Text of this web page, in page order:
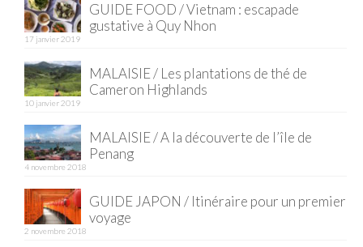
Ninh Binh
EUROPE
La Réunion
Poitou
GUIDE FOOD / Vietnam : escapade
gustative à Quy Nhon
17 janvier 2019
MALAISIE / Les plantations de thé de
Cameron Highlands
10 janvier 2019
MALAISIE / A la découverte de l’île de
Penang
4 novembre 2018
GUIDE JAPON / Itinéraire pour un premier
voyage
2 novembre 2018